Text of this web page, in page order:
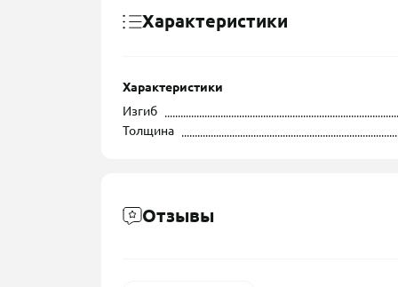
Характеристики
Характеристики
Изгиб
Толщина
Отзывы